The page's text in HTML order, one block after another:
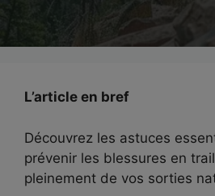
L’article en bref
Découvrez les astuces
prévenir les blessures en
pleinement de vos sorties